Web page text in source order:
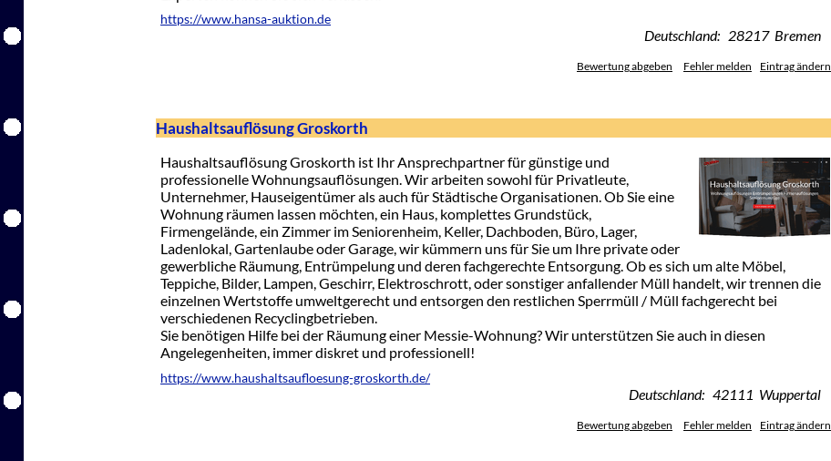
https://www.hansa-auktion.de
Deutschland: 28217 Bremen
Bewertung abgeben Fehler melden Eintrag ändern
Haushaltsauflösung Groskorth
Haushaltsauflösung Groskorth ist Ihr Ansprechpartner für günstige und
professionelle Wohnungsauflösungen. Wir arbeiten sowohl für Privatleute,
Unternehmer, Hauseigentümer als auch für Städtische Organisationen. Ob Sie eine
Wohnung räumen lassen möchten, ein Haus, komplettes Grundstück,
Firmengelände, ein Zimmer im Seniorenheim, Keller, Dachboden, Büro, Lager,
Ladenlokal, Gartenlaube oder Garage, wir kümmern uns für Sie um Ihre private oder
gewerbliche Räumung, Entrümpelung und deren fachgerechte Entsorgung. Ob es sich um alte Möbel,
Teppiche, Bilder, Lampen, Geschirr, Elektroschrott, oder sonstiger anfallender Müll handelt, wir trennen die
einzelnen Wertstoffe umweltgerecht und entsorgen den restlichen Sperrmüll / Müll fachgerecht bei
verschiedenen Recyclingbetrieben.
Sie benötigen Hilfe bei der Räumung einer Messie-Wohnung? Wir unterstützen Sie auch in diesen
Angelegenheiten, immer diskret und professionell!
https://www.haushaltsaufloesung-groskorth.de/
Deutschland: 42111 Wuppertal
Bewertung abgeben Fehler melden Eintrag ändern